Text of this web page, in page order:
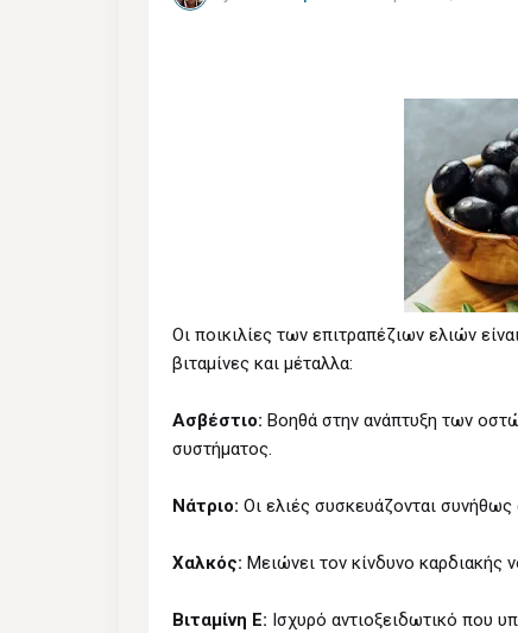
Οι ποικιλίες των επιτραπέζιων ελιών
βιταμίνες και μέταλλα:
Ασβέστιο: Βοηθά στην ανάπτυξη των
συστήματος.
Νάτριο: Οι ελιές συσκευάζονται συνήθως
Χαλκός: Μειώνει τον κίνδυνο καρδιακής
Βιταμίνη Ε: Iσχυρό αντιοξειδωτικό που